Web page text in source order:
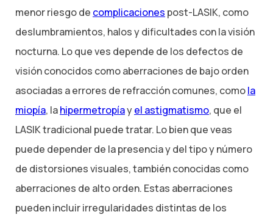
menor riesgo de complicaciones post-LASIK, como
deslumbramientos, halos y dificultades con la visión
nocturna. Lo que ves depende de los defectos de
visión conocidos como aberraciones de bajo orden
asociadas a errores de refracción comunes, comola
miopía, lahipermetropíayel astigmatismo, que el
LASIK tradicional puede tratar. Lo bien que veas
puede depender de la presencia y del tipo y número
de distorsiones visuales, también conocidas como
aberraciones de alto orden. Estas aberraciones
pueden incluir irregularidades distintas de los